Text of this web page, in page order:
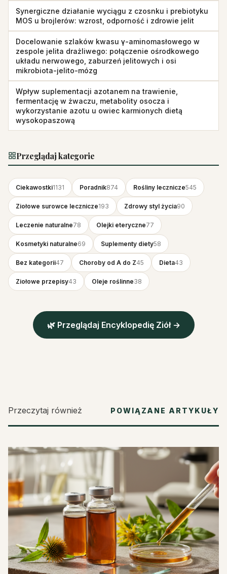
Synergiczne działanie wyciągu z czosnku i prebiotyku
MOS u brojlerów: wzrost, odporność i zdrowie jelit
Docelowanie szlaków kwasu γ-aminomasłowego w
zespole jelita drażliwego: połączenie ośrodkowego
układu nerwowego, zaburzeń jelitowych i osi
mikrobiota-jelito-mózg
Wpływ suplementacji azotanem na trawienie,
fermentację w żwaczu, metabolity osocza i
wykorzystanie azotu u owiec karmionych dietą
wysokopaszową
Przeglądaj kategorie
Ciekawostki1131 Poradnik874 Rośliny lecznicze545
Ziołowe surowce lecznicze193 Zdrowy styl życia90
Leczenie naturalne78 Olejki eteryczne77
Kosmetyki naturalne69 Suplementy diety58
Bez kategorii47 Choroby od A do Z45 Dieta43
Ziołowe przepisy43 Oleje roślinne38
🌿 Przeglądaj Encyklopedię Ziół →
Przeczytaj również POWIĄZANE ARTYKUŁY